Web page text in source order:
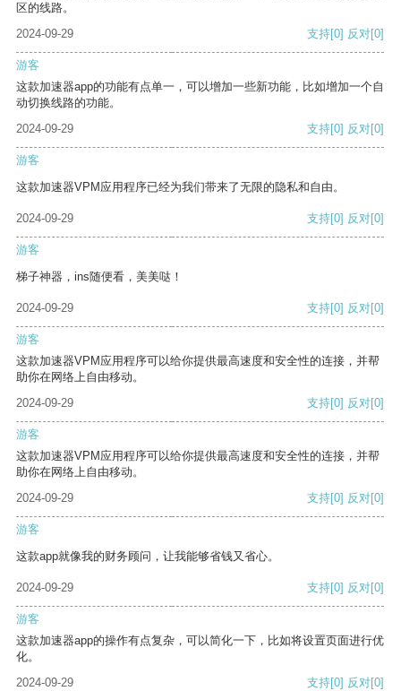
区的线路。
2024-09-29
支持[0] 反对[0]
游客
这款加速器app的功能有点单一，可以增加一些新功能，比如增加一个自
动切换线路的功能。
2024-09-29
支持[0] 反对[0]
游客
这款加速器VPM应用程序已经为我们带来了无限的隐私和自由。
2024-09-29 支持[0] 反对[0]
游客
梯子神器，ins随便看，美美哒！
2024-09-29 支持[0] 反对[0]
游客
这款加速器VPM应用程序可以给你提供最高速度和安全性的连接，并帮
助你在网络上自由移动。
2024-09-29
支持[0] 反对[0]
游客
这款加速器VPM应用程序可以给你提供最高速度和安全性的连接，并帮
助你在网络上自由移动。
2024-09-29
支持[0] 反对[0]
游客
这款app就像我的财务顾问，让我能够省钱又省心。
2024-09-29 支持[0] 反对[0]
游客
这款加速器app的操作有点复杂，可以简化一下，比如将设置页面进行优
化。
2024-09-29
支持[0] 反对[0]